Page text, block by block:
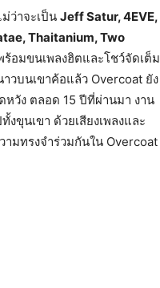
ว่าจะเป็น Jeff Satur, 4EVE,
Thaitanium, Two
ร้อมขนเพลงฮิตและโชว์จัดเต็ม
วบนเขาค้อแล้ว Overcoat ยัง
วัง ตลอด 15 ปีที่ผ่านมา งาน
ขุนเขา ด้วยเสียงเพลงและ
มทรงจำร่วมกันใน Overcoat